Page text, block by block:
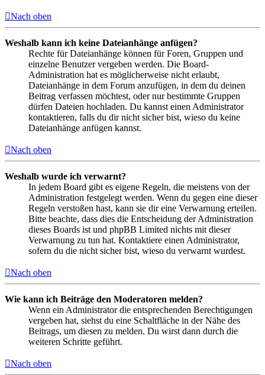
Nach oben
Weshalb kann ich keine Dateianhänge anfügen?
Rechte für Dateianhänge können für Foren, Gruppen und
einzelne Benutzer vergeben werden. Die Board-
Administration hat es möglicherweise nicht erlaubt,
Dateianhänge in dem Forum anzufügen, in dem du deinen
Beitrag verfassen möchtest, oder nur bestimmte Gruppen
dürfen Dateien hochladen. Du kannst einen Administrator
kontaktieren, falls du dir nicht sicher bist, wieso du keine
Dateianhänge anfügen kannst.
Nach oben
Weshalb wurde ich verwarnt?
In jedem Board gibt es eigene Regeln, die meistens von der
Administration festgelegt werden. Wenn du gegen eine dieser
Regeln verstoßen hast, kann sie dir eine Verwarnung erteilen.
Bitte beachte, dass dies die Entscheidung der Administration
dieses Boards ist und phpBB Limited nichts mit dieser
Verwarnung zu tun hat. Kontaktiere einen Administrator,
sofern du die nicht sicher bist, wieso du verwarnt wurdest.
Nach oben
Wie kann ich Beiträge den Moderatoren melden?
Wenn ein Administrator die entsprechenden Berechtigungen
vergeben hat, siehst du eine Schaltfläche in der Nähe des
Beitrags, um diesen zu melden. Du wirst dann durch die
weiteren Schritte geführt.
Nach oben